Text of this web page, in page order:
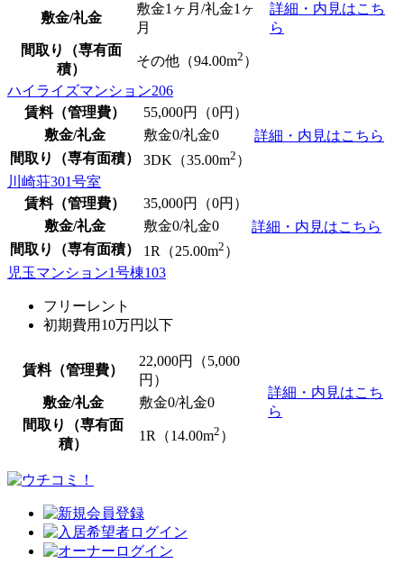
詳細・内見はこち
ら
敷金/礼金
敷金1ヶ月/礼金1ヶ
月
間取り（専有面
積）
その他（94.00m2 ）
ハイライズマンション206
賃料（管理費）
55,000円（0円）
詳細・内見はこちら
敷金/礼金 敷金0/礼金0
間取り（専有面積）
3DK（35.00m2 ）
川崎荘301号室
賃料（管理費）
35,000円（0円）
詳細・内見はこちら
敷金/礼金 敷金0/礼金0
間取り（専有面積）
1R（25.00m2 ）
児玉マンション1号棟103
フリーレント
初期費用10万円以下
賃料（管理費）
22,000円（5,000
円）
詳細・内見はこち
ら
敷金/礼金 敷金0/礼金0
間取り（専有面
積）
1R（14.00m2 ）